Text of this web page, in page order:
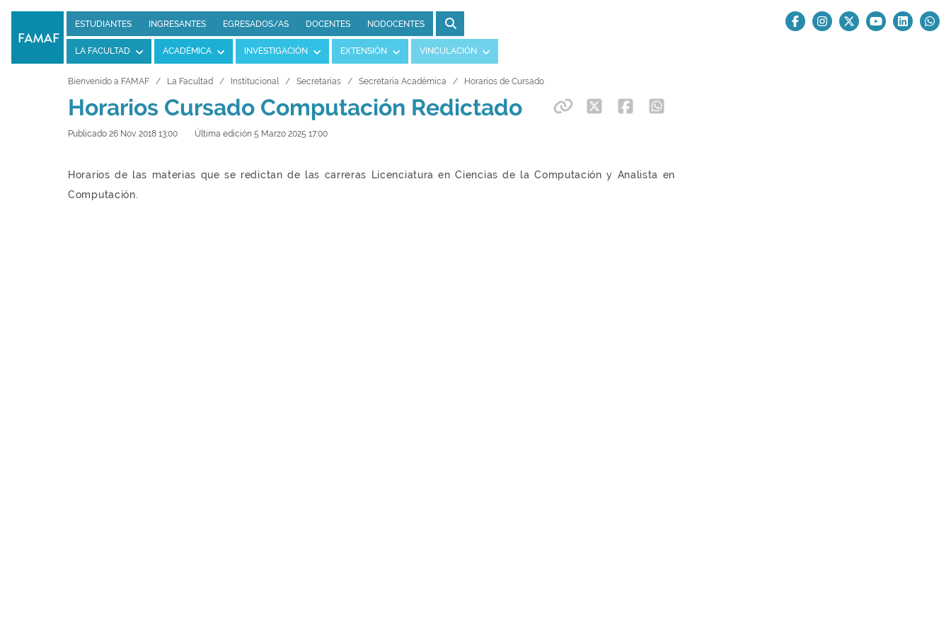
ESTUDIANTES INGRESANTES EGRESADOS/AS DOCENTES NODOCENTES
LA FACULTAD ACADÉMICA INVESTIGACIÓN EXTENSIÓN VINCULACIÓN
Bienvenido a FAMAF La Facultad Institucional Secretarías Secretaría Académica Horarios de Cursado
Horarios Cursado Computación Redictado
Publicado 26 Nov. 2018 13:00 Última edición 5 Marzo 2025 17:00
Horarios de las materias que se redictan de las carreras Licenciatura en Ciencias de la Computación y Analista en
Computación.